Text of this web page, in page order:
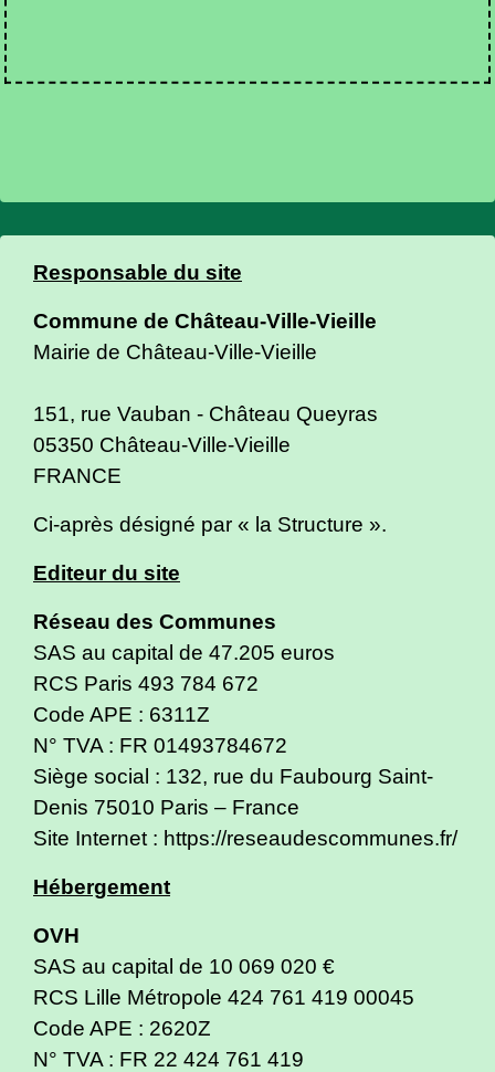
Responsable du site
Commune de Château-Ville-Vieille
Mairie de Château-Ville-Vieille
151, rue Vauban - Château Queyras
05350 Château-Ville-Vieille
FRANCE
Ci-après désigné par « la Structure ».
Editeur du site
Réseau des Communes
SAS au capital de 47.205 euros
RCS Paris 493 784 672
Code APE : 6311Z
N° TVA : FR 01493784672
Siège social : 132, rue du Faubourg Saint-
Denis 75010 Paris – France
Site Internet : https://reseaudescommunes.fr/
Hébergement
OVH
SAS au capital de 10 069 020 €
RCS Lille Métropole 424 761 419 00045
Code APE : 2620Z
N° TVA : FR 22 424 761 419